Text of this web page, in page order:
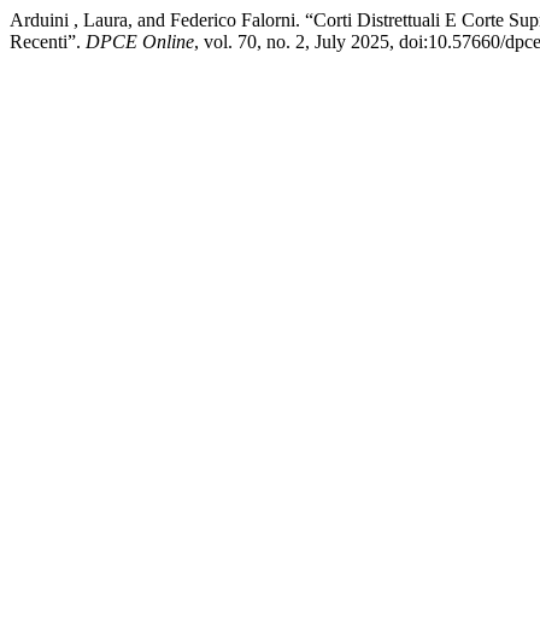
Arduini , Laura, and Federico Falorni. “Corti Distrettuali E Corte
Recenti”. DPCE Online, vol. 70, no. 2, July 2025, doi:10.57660/